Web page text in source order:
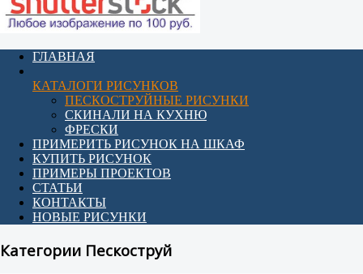
ГЛАВНАЯ
КАТАЛОГИ РИСУНКОВ
ПЕСКОСТРУЙНЫЕ РИСУНКИ
СКИНАЛИ НА КУХНЮ
ФРЕСКИ
ПРИМЕРИТЬ РИСУНОК НА ШКАФ
КУПИТЬ РИСУНОК
ПРИМЕРЫ ПРОЕКТОВ
СТАТЬИ
КОНТАКТЫ
НОВЫЕ РИСУНКИ
Категории Пескоструй